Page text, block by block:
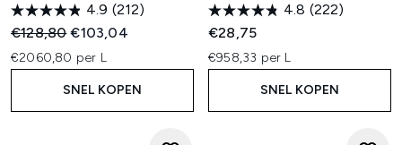
4.9 (212)
Recommended Retail Price:
€128,80Huidige prijs:
€103,04
€2060,80 per L
SNEL KOPEN
4.8 (222)
€28,75
€958,33 per L
SNEL KOPEN